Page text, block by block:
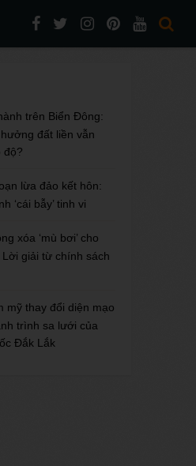
trên Biển Đông:
đất liền vẫn
độ?
lừa đảo kết hôn:
‘cái bẫy’ tinh vi
xóa ‘mù bơi’ cho
Lời giải từ chính sách
mỹ thay đổi diện mạo
trình sa lưới của
Đắk Lắk